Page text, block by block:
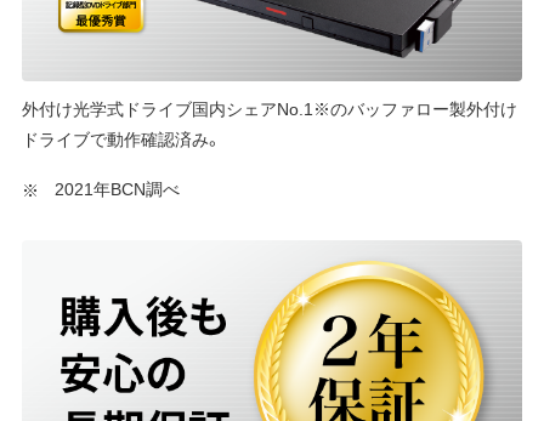
外付け光学式ドライブ国内シェアNo.1※のバッファロー製外付け
ドライブで動作確認済み。
2021年BCN調べ